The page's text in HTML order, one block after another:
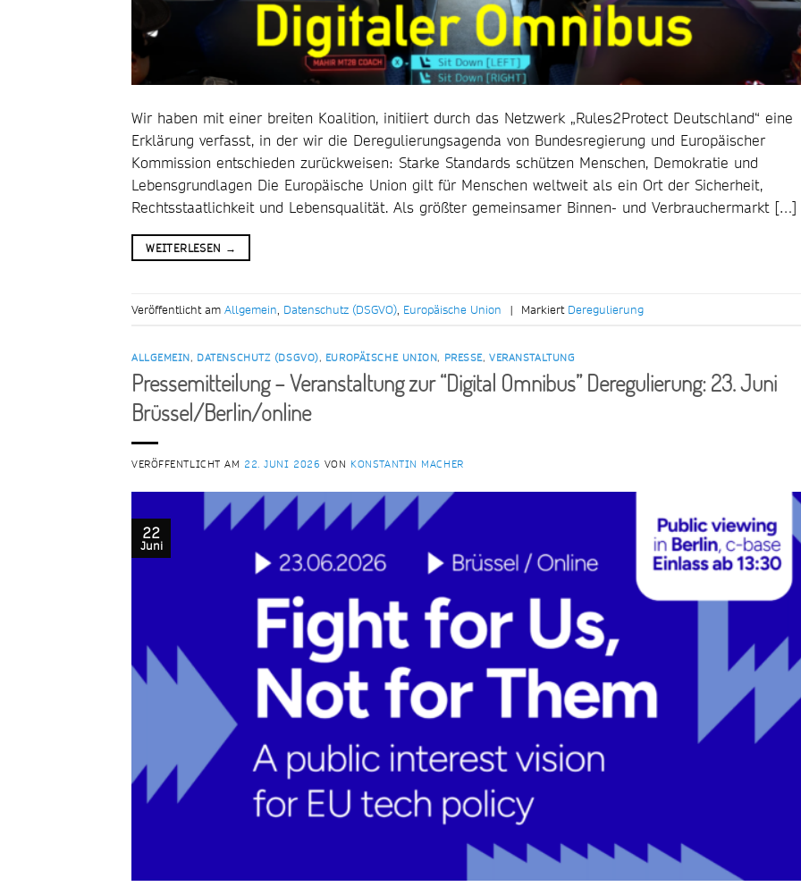
Wir haben mit einer breiten Koalition, initiiert durch das Netzwerk „Rules2Protect Deutschland“ eine
Erklärung verfasst, in der wir die Deregulierungsagenda von Bundesregierung und Europäischer
Kommission entschieden zurückweisen: Starke Standards schützen Menschen, Demokratie und
Lebensgrundlagen Die Europäische Union gilt für Menschen weltweit als ein Ort der Sicherheit,
Rechtsstaatlichkeit und Lebensqualität. Als größter gemeinsamer Binnen- und Verbrauchermarkt […]
WEITERLESEN →
Veröffentlicht am Allgemein Datenschutz (DSGVO) Europäische Union | Markiert Deregulierung
ALLGEMEIN, DATENSCHUTZ (DSGVO), EUROPÄISCHE UNION, PRESSE,VERANSTALTUNG
Pressemitteilung – Veranstaltung zur “Digital Omnibus” Deregulierung: 23. Juni
Brüssel/Berlin/online
VERÖFFENTLICHT AM 22. JUNI 2026 VON KONSTANTIN MACHER
22
Juni